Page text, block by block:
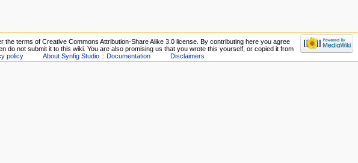
the terms of Creative Commons Attribution-Share Alike 3.0 license. By contributing here you agree
do not submit it to this wiki. You are also promising us that you wrote this yourself, or copied it from
policy About Synfig Studio :: Documentation Disclaimers